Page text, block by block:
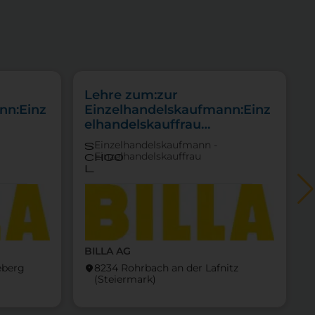
BILLA AG
location_on8234 Rohrbach an der Lafnitz
(Steier­mark)
Lehre zum:zur
Einzelhandelskaufmann:Einz
elhandelskauffrau
Schwerpunkt Lebensmittel
s
choo
l
Einzelhandelskaufmann -
Einzelhandelskauffrau